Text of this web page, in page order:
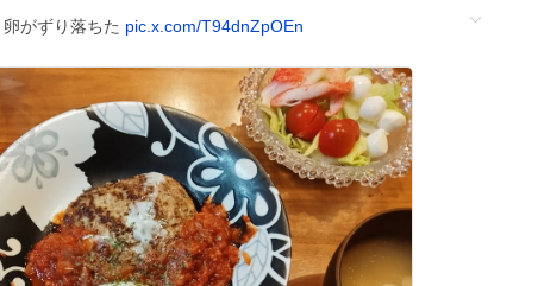
卵がずり落ちた pic.x.com/T94dnZpOEn